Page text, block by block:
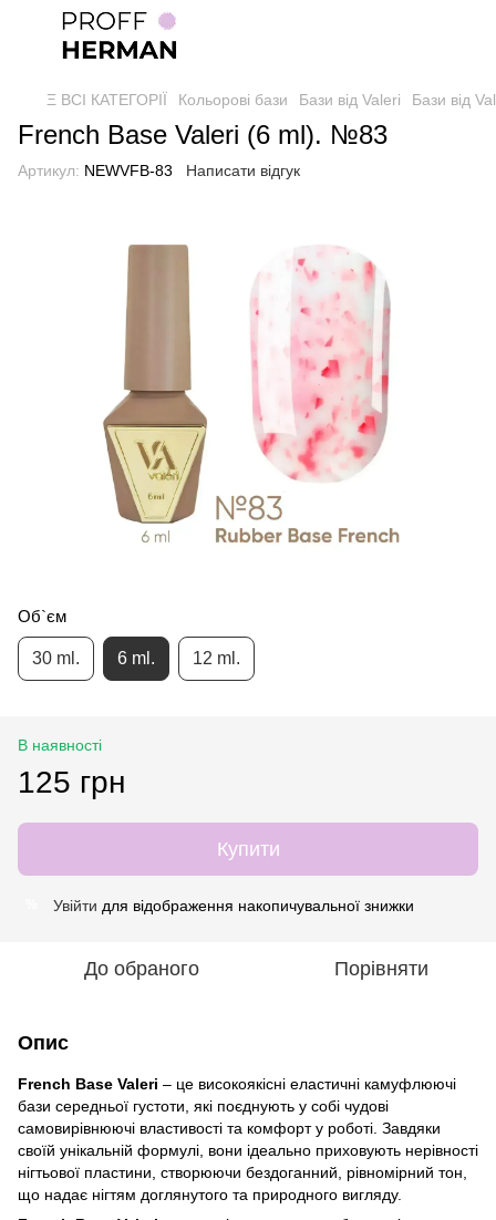
Ξ ВСІ КАТЕГОРІЇ Кольорові бази Бази від Valeri Бази від
French Base Valeri (6 ml). №83
Артикул: NEWVFB-83 Написати відгук
Об`єм
30 ml. 6 ml. 12 ml.
В наявності
125 грн
Купити
Увійти для відображення накопичувальної знижки
До обраного Порівняти
Опис
French Base Valeri – це високоякісні еластичні камуфлюючі
бази середньої густоти, які поєднують у собі чудові
самовирівнюючі властивості та комфорт у роботі. Завдяки
своїй унікальній формулі, вони ідеально приховують нерівності
нігтьової пластини, створюючи бездоганний, рівномірний тон,
що надає нігтям доглянутого та природного вигляду.